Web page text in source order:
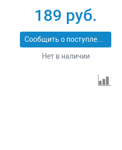
189 руб.
Сообщить о поступлении
Нет в наличии